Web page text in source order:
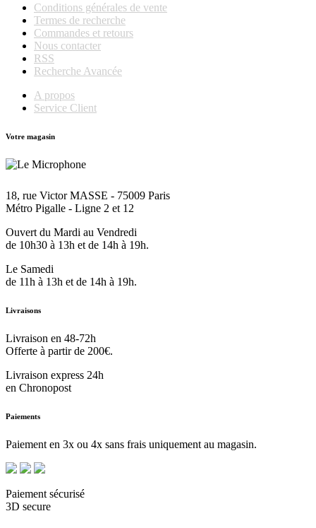
Conditions générales de vente
Termes de recherche
Commandes et retours
Nous contacter
RSS
Recherche Avancée
A propos
Service Client
Votre magasin
18, rue Victor MASSE - 75009 Paris
Métro Pigalle - Ligne 2 et 12
Ouvert du Mardi au Vendredi
de 10h30 à 13h et de 14h à 19h.
Le Samedi
de 11h à 13h et de 14h à 19h.
Livraisons
Livraison en 48-72h
Offerte à partir de 200€.
Livraison express 24h
en Chronopost
Paiements
Paiement en 3x ou 4x sans frais uniquement au magasin.
Paiement sécurisé
3D secure